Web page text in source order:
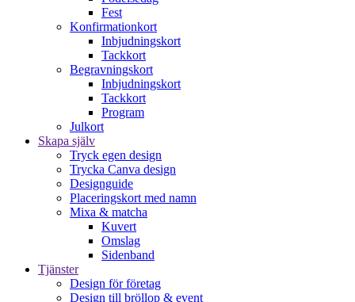
Fest
Konfirmationkort
Inbjudningskort
Tackkort
Begravningskort
Inbjudningskort
Tackkort
Program
Julkort
Skapa själv
Tryck egen design
Trycka Canva design
Designguide
Placeringskort med namn
Mixa & matcha
Kuvert
Omslag
Sidenband
Tjänster
Design för företag
Design till bröllop & event